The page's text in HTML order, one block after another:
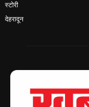
स्टोरी
देहरादून